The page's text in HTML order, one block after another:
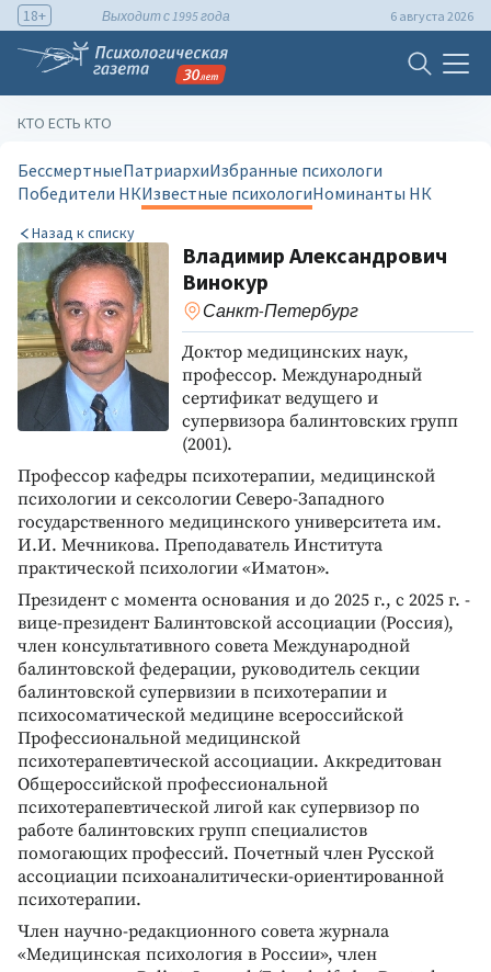
18+ Выходит с 1995 года 6 августа 2026
КТО ЕСТЬ КТО
БессмертныеПатриархиИзбранные психологи
Победители НКИзвестные психологиНоминанты НК
Назад к списку
Владимир Александрович
Винокур
Санкт-Петербург
Доктор медицинских наук,
профессор. Международный
сертификат ведущего и
супервизора балинтовских групп
(2001).
Профессор кафедры психотерапии, медицинской
психологии и сексологии Северо-Западного
государственного медицинского университета им.
И.И. Мечникова. Преподаватель Института
практической психологии «Иматон».
Президент с момента основания и до 2025 г., с 2025 г. -
вице-президент Балинтовской ассоциации (Россия),
член консультативного совета Международной
балинтовской федерации, руководитель секции
балинтовской супервизии в психотерапии и
психосоматической медицине всероссийской
Профессиональной медицинской
психотерапевтической ассоциации. Аккредитован
Общероссийской профессиональной
психотерапевтической лигой как супервизор по
работе балинтовских групп специалистов
помогающих профессий. Почетный член Русской
ассоциации психоаналитически-ориентированной
психотерапии.
Член научно-редакционного совета журнала
«Медицинская психология в России», член